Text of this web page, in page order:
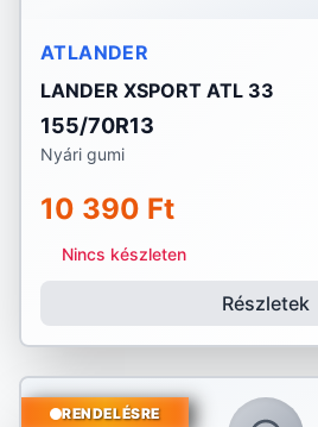
ATLANDER
LANDER XSPORT ATL 33
155/70R13
Nyári gumi
10 390 Ft
Nincs készleten
Részletek
RENDELÉSRE